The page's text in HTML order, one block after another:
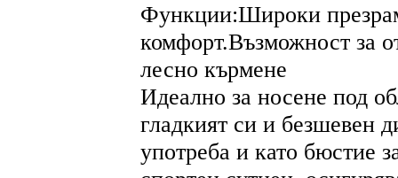
Функции:Широки
комфорт.Възможност за
лесно кърмене
Идеално за носене под
гладкият си и безшевен
употреба и като бюстие